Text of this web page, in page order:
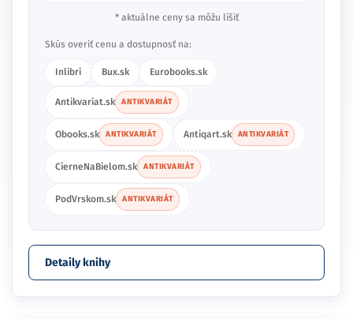
* aktuálne ceny sa môžu líšiť
Skús overiť cenu a dostupnosť na:
Inlibri Bux.sk Eurobooks.sk
Antikvariat.sk ANTIKVARIÁT
Obooks.sk ANTIKVARIÁT Antiqart.sk ANTIKVARIÁT
CierneNaBielom.sk ANTIKVARIÁT
PodVrskom.sk ANTIKVARIÁT
Detaily knihy